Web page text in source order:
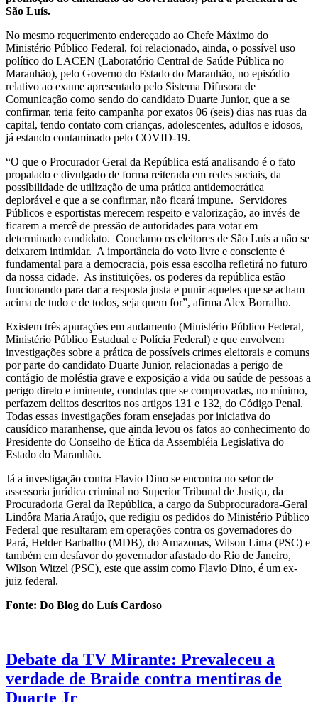
São Luís.
No mesmo requerimento endereçado ao Chefe Máximo do
Ministério Público Federal, foi relacionado, ainda, o possível uso
político do LACEN (Laboratório Central de Saúde Pública no
Maranhão), pelo Governo do Estado do Maranhão, no episódio
relativo ao exame apresentado pelo Sistema Difusora de
Comunicação como sendo do candidato Duarte Junior, que a se
confirmar, teria feito campanha por exatos 06 (seis) dias nas ruas da
capital, tendo contato com crianças, adolescentes, adultos e idosos,
já estando contaminado pelo COVID-19.
“O que o Procurador Geral da República está analisando é o fato
propalado e divulgado de forma reiterada em redes sociais, da
possibilidade de utilização de uma prática antidemocrática
deplorável e que a se confirmar, não ficará impune. Servidores
Públicos e esportistas merecem respeito e valorização, ao invés de
ficarem a mercê de pressão de autoridades para votar em
determinado candidato. Conclamo os eleitores de São Luís a não se
deixarem intimidar. A importância do voto livre e consciente é
fundamental para a democracia, pois essa escolha refletirá no futuro
da nossa cidade. As instituições, os poderes da república estão
funcionando para dar a resposta justa e punir aqueles que se acham
acima de tudo e de todos, seja quem for”, afirma Alex Borralho.
Existem três apurações em andamento (Ministério Público Federal,
Ministério Público Estadual e Polícia Federal) e que envolvem
investigações sobre a prática de possíveis crimes eleitorais e comuns
por parte do candidato Duarte Junior, relacionadas a perigo de
contágio de moléstia grave e exposição a vida ou saúde de pessoas a
perigo direto e iminente, condutas que se comprovadas, no mínimo,
perfazem delitos descritos nos artigos 131 e 132, do Código Penal.
Todas essas investigações foram ensejadas por iniciativa do
causídico maranhense, que ainda levou os fatos ao conhecimento do
Presidente do Conselho de Ética da Assembléia Legislativa do
Estado do Maranhão.
Já a investigação contra Flavio Dino se encontra no setor de
assessoria jurídica criminal no Superior Tribunal de Justiça, da
Procuradoria Geral da República, a cargo da Subprocuradora-Geral
Lindôra Maria Araújo, que redigiu os pedidos do Ministério Público
Federal que resultaram em operações contra os governadores do
Pará, Helder Barbalho (MDB), do Amazonas, Wilson Lima (PSC) e
também em desfavor do governador afastado do Rio de Janeiro,
Wilson Witzel (PSC), este que assim como Flavio Dino, é um ex-
juiz federal.
Fonte: Do Blog do Luís Cardoso
Debate da TV Mirante: Prevaleceu a
verdade de Braide contra mentiras de
Duarte Jr